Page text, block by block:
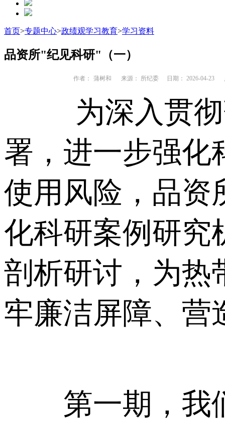
首页>专题中心>政绩观学习教育>学习资料
品资所"纪见科研"（一）
作者： 蒲树和 来源： 所纪委 日期： 2026-04-23
为深入贯
署，进一步强化
使用风险，品资
化科研案例研究
剖析研讨，为热
牢廉洁屏障、营
第一期，我们